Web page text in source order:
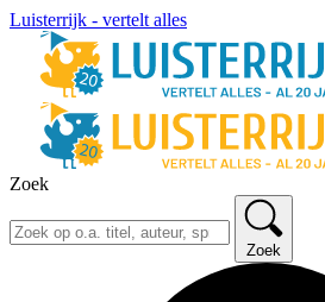
Luisterrijk - vertelt alles
Zoek
Zoek